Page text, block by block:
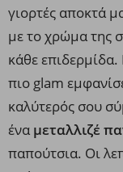
γιορτές αποκτά
με το χρώμα της
κάθε επιδερμίδα.
πιο glam
καλύτερός σου
ένα μεταλλιζέ
παπούτσια. Οι